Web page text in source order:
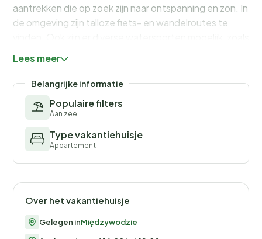
aantrekken die op zoek zijn naar ontspanning en zon. In
de omgeving zijn talloze fiets- en wandelroutes te
van Nationaal Park Wolin het een perfecte
bestemming voor natuurliefhebbers.
Lees meer
Belangrijke informatie
Populaire filters
Aan zee
Type vakantiehuisje
Appartement
Over het vakantiehuisje
Gelegen inMiędzywodzie